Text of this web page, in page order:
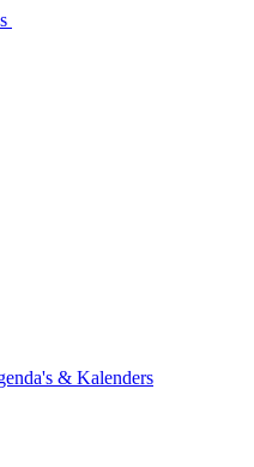
& Kalenders